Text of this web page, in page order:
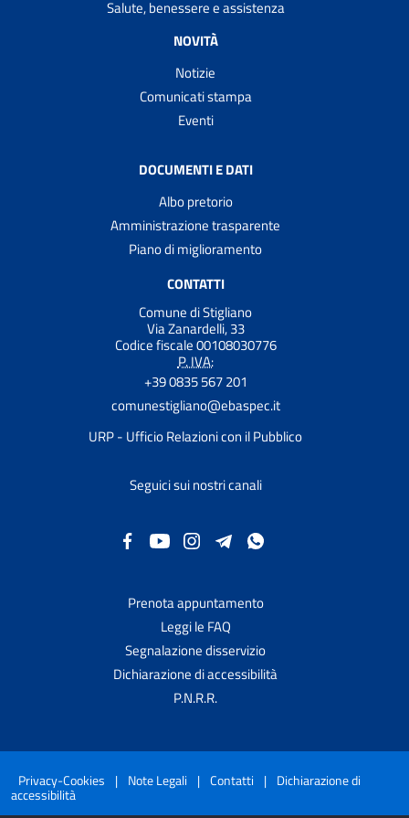
Salute, benessere e assistenza
NOVITÀ
Notizie
Comunicati stampa
Eventi
DOCUMENTI E DATI
Albo pretorio
Amministrazione trasparente
Piano di miglioramento
CONTATTI
Comune di Stigliano
Via Zanardelli, 33
Codice fiscale 00108030776
P. IVA:
+39 0835 567 201
comunestigliano@ebaspec.it
URP - Ufficio Relazioni con il Pubblico
Seguici sui nostri canali
Prenota appuntamento
Leggi le FAQ
Segnalazione disservizio
Dichiarazione di accessibilità
P.N.R.R.
Privacy-Cookies | Note Legali | Contatti | Dichiarazione di
accessibilità